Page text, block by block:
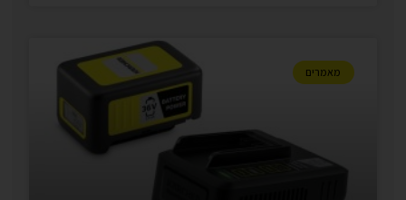
מאמרים